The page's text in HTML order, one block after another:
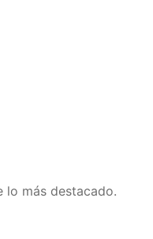
lo más destacado.